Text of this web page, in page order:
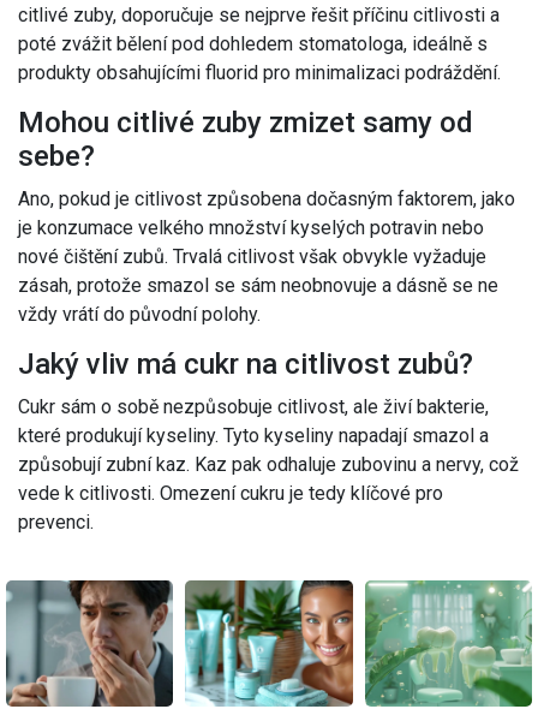
citlivé zuby, doporučuje se nejprve řešit příčinu citlivosti a
poté zvážit bělení pod dohledem stomatologa, ideálně s
produkty obsahujícími fluorid pro minimalizaci podráždění.
Mohou citlivé zuby zmizet samy od
sebe?
Ano, pokud je citlivost způsobena dočasným faktorem, jako
je konzumace velkého množství kyselých potravin nebo
nové čištění zubů. Trvalá citlivost však obvykle vyžaduje
zásah, protože smazol se sám neobnovuje a dásně se ne
vždy vrátí do původní polohy.
Jaký vliv má cukr na citlivost zubů?
Cukr sám o sobě nezpůsobuje citlivost, ale živí bakterie,
které produkují kyseliny. Tyto kyseliny napadají smazol a
způsobují zubní kaz. Kaz pak odhaluje zubovinu a nervy, což
vede k citlivosti. Omezení cukru je tedy klíčové pro
prevenci.